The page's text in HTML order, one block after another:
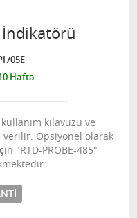
İndikatörü
Hafta
kılavuzu ve
Opsiyonel olarak
"RTD-PROBE-485"